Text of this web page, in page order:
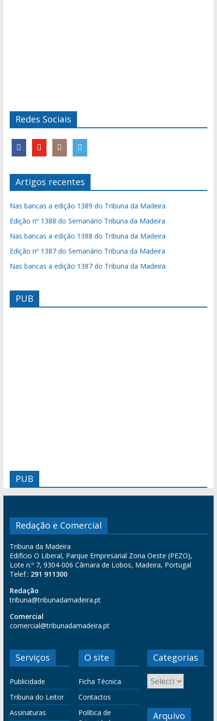
Redes Sociais
Artigos recentes
Nas bancas a edição 1389 do Tribuna da Madeira
Edição nº 1388 do Semanário Tribuna da Madeira
Nas bancas a edição 1388 do Tribuna da Madeira
Edição nº 1387 do Semanário Tribuna da Madeira
Nas bancas a edição 1387 do Tribuna da Madeira
PUB
PUB
Redação e Comercial
Tribuna da Madeira
Edifício O Liberal, Parque Empresarial Zona Oeste (PEZO),
Lote n.º 7, 9304-006 Câmara de Lobos, Madeira, Portugal
Telef.: 291 911300
Redação
tribuna@tribunadamadeira.pt
Comercial
comercial@tribunadamadeira.pt
Serviços
Publicidade
Tribuna do Leitor
Assinaturas
O site
Ficha Técnica
Contactos
Política de
Categorias
Arquivo